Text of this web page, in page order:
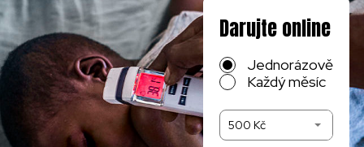
Darujte online
Jednorázově
Každý měsíc
500 Kč